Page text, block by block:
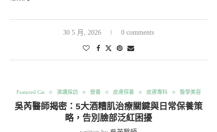
30 5 月, 2026 0 comments
Featured Cat 演講採訪 營養 皮膚保養 皮膚專科 醫學美容
吳芮醫師揭密：5大酒糟肌治療關鍵與日常保養策
略，告別臉部泛紅困擾